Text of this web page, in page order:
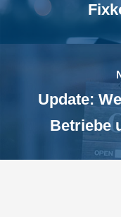
Update:
Betriebe